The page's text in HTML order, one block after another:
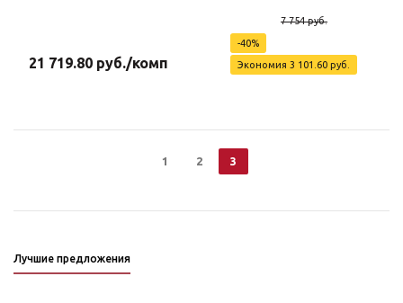
21 719.80руб./комп
7 754руб.
-40%
Экономия 3 101.60 руб.
1 2 3
Лучшие предложения